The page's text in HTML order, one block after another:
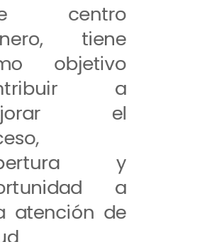
centro
tiene
objetivo
a
el
y
a
atención de